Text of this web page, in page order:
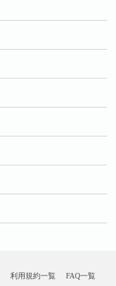
利用規約一覧
FAQ一覧